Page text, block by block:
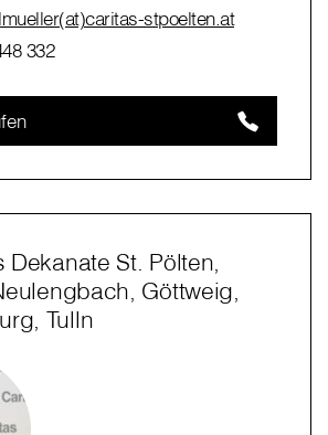
stpoelten.at
332
Dekanate St. Pölten,
Göttweig,
Tulln